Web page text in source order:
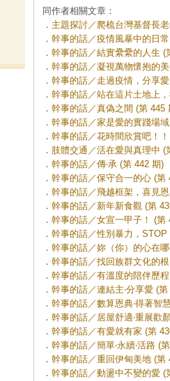
同作者相關文章：
． 主題探討／爬梳台灣基督長
． 幹事的話／疫情風暴中的日
． 幹事的話／結實纍纍的人生 (
． 幹事的話／凝視萬物懷抱的
． 幹事的話／走過疫情，分享
． 幹事的話／站在這片土地上
． 幹事的話／真偽之間 (第 445
． 幹事的話／家是愛的實踐場
． 幹事的話／花時間欣賞吧！
． 肢體交通／活在愛與真理中 (
． 幹事的話／傳‧承 (第 442 期)
． 幹事的話／保守合一的心 (第
． 幹事的話／飛越框架，喜見
． 幹事的話／新年新食觀 (第
． 幹事的話／女宣一甲子！ (第
． 幹事的話／性別暴力，STOP
． 幹事的話／妳（你）的心在
． 幹事的話／找回族群文化的
． 幹事的話／有溫度的陪伴歷
． 幹事的話／連結主‧分享愛 (
． 幹事的話／數算恩典‧得著智
． 幹事的話／居屋舒適‧重展歡
． 幹事的話／有愛就有家 (第
． 幹事的話／簡單‧永續‧活路 (
． 幹事的話／重回伊甸美地 (第
． 幹事的話／動盪中不變的愛 (